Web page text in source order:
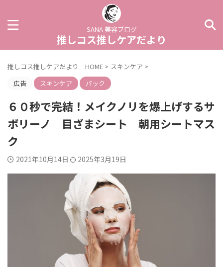
SANA 美容ブログ
推しコス推しケアだより
推しコス推しケアだより HOME > スキンケア >
広告
スキンケア パック
６０秒で完結！メイクノリを爆上げするサ
ボリーノ 目ざまシート 朝用シートマス
ク
2021年10月14日 2025年3月19日